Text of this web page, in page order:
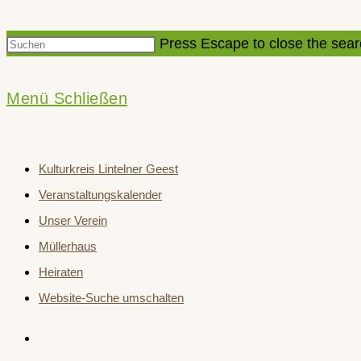
Press Escape to close the
Menü Schließen
Kulturkreis Lintelner Geest
Veranstaltungskalender
Unser Verein
Müllerhaus
Heiraten
Website-Suche umschalten